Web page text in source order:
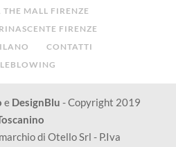
MALL FIRENZE
FIRENZE
CONTATTI
e DesignBlu - Copyright 2019
di Otello Srl - P.Iva